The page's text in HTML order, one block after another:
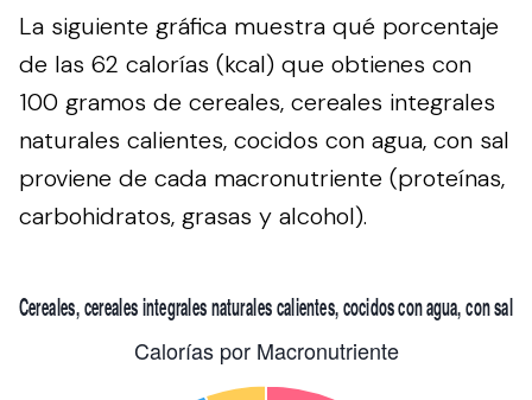
La siguiente gráfica muestra qué porcentaje
de las 62 calorías (kcal) que obtienes con
100 gramos de cereales, cereales integrales
naturales calientes, cocidos con agua, con sal
proviene de cada macronutriente (proteínas,
carbohidratos, grasas y alcohol).